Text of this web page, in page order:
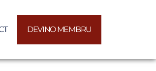
DEVINO MEMBRU